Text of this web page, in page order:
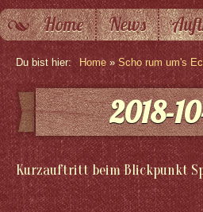
Home News
Du bist hier: Home » Scho rum um's
2018-
Kurzauftritt beim Blickpunkt